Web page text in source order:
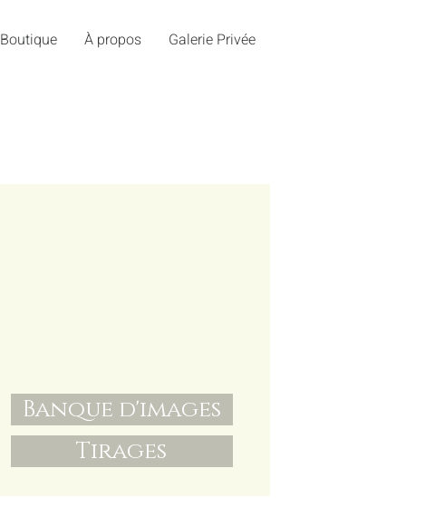
Boutique À propos Galerie Privée
Banque d'images
Tirages